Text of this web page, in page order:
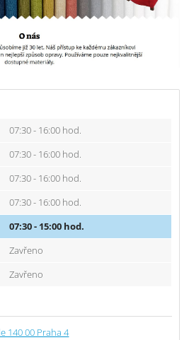
07:30 - 16:00 hod.
07:30 - 16:00 hod.
07:30 - 16:00 hod.
07:30 - 16:00 hod.
07:30 - 15:00 hod.
Zavřeno
Zavřeno
140 00 Praha 4